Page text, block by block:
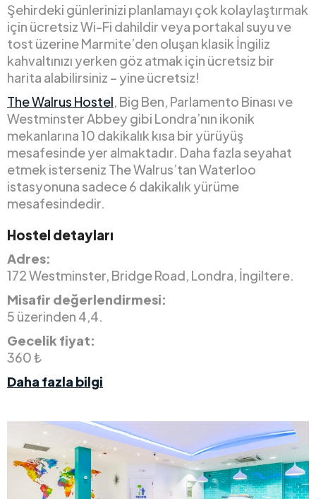
Şehirdeki günlerinizi planlamayı çok kolaylaştırmak
için ücretsiz Wi-Fi dahildir veya portakal suyu ve
tost üzerine Marmite’den oluşan klasik İngiliz
kahvaltınızı yerken göz atmak için ücretsiz bir
harita alabilirsiniz – yine ücretsiz!
The Walrus Hostel, Big Ben, Parlamento Binası ve
Westminster Abbey gibi Londra’nın ikonik
mekanlarına 10 dakikalık kısa bir yürüyüş
mesafesinde yer almaktadır. Daha fazla seyahat
etmek isterseniz The Walrus’tan Waterloo
istasyonuna sadece 6 dakikalık yürüme
mesafesindedir.
Hostel detayları
Adres:
172 Westminster, Bridge Road, Londra, İngiltere.
Misafir değerlendirmesi:
5 üzerinden 4,4.
Gecelik fiyat:
360 ₺
Daha fazla bilgi